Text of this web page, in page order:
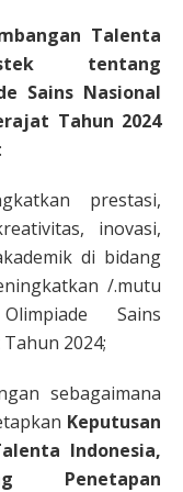
Talenta
tentang
Sains Nasional
Tahun 2024
prestasi,
inovasi,
di bidang
/.mutu
Sains
2024;
sebagaimana
Keputusan
Indonesia,
Penetapan